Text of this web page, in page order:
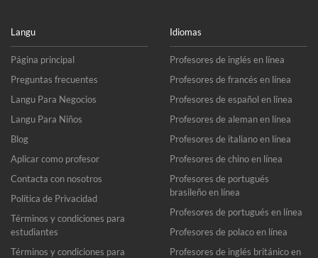
Langu
Página principal
Preguntas frecuentes
Langu Para Negocios
Langu Para Niños
Blog
Aplicar como profesor
Contacta con nosotros
Política de Privacidad
Términos y condiciones para
estudiantes
Términos y condiciones para
Idiomas
Profesores de inglés en línea
Profesores de francés en línea
Profesores de español en línea
Profesores de aleman en línea
Profesores de italiano en línea
Profesores de chino en línea
Profesores de portugués
brasileño en línea
Profesores de portugués en línea
Profesores de polaco en línea
Profesores de inglés británico en